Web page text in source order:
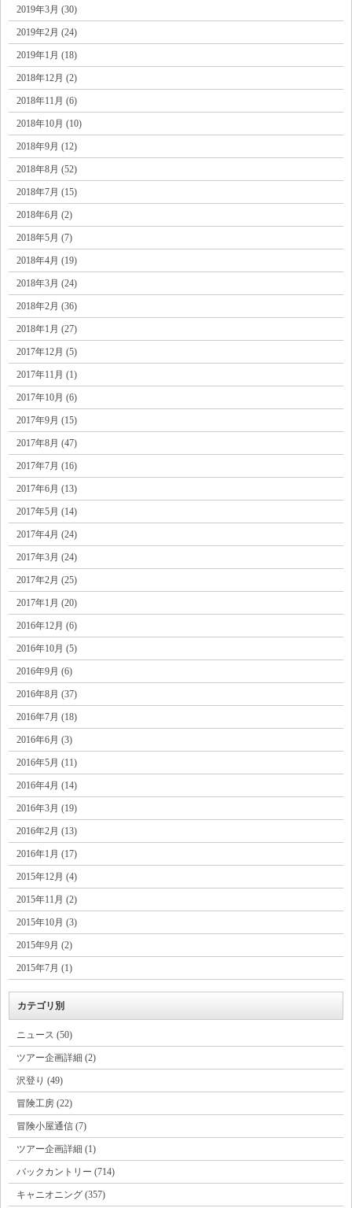
2019年3月 (30)
2019年2月 (24)
2019年1月 (18)
2018年12月 (2)
2018年11月 (6)
2018年10月 (10)
2018年9月 (12)
2018年8月 (52)
2018年7月 (15)
2018年6月 (2)
2018年5月 (7)
2018年4月 (19)
2018年3月 (24)
2018年2月 (36)
2018年1月 (27)
2017年12月 (5)
2017年11月 (1)
2017年10月 (6)
2017年9月 (15)
2017年8月 (47)
2017年7月 (16)
2017年6月 (13)
2017年5月 (14)
2017年4月 (24)
2017年3月 (24)
2017年2月 (25)
2017年1月 (20)
2016年12月 (6)
2016年10月 (5)
2016年9月 (6)
2016年8月 (37)
2016年7月 (18)
2016年6月 (3)
2016年5月 (11)
2016年4月 (14)
2016年3月 (19)
2016年2月 (13)
2016年1月 (17)
2015年12月 (4)
2015年11月 (2)
2015年10月 (3)
2015年9月 (2)
2015年7月 (1)
カテゴリ別
ニュース (50)
ツアー企画詳細 (2)
沢登り (49)
冒険工房 (22)
冒険小屋通信 (7)
ツアー企画詳細 (1)
バックカントリー (714)
キャニオニング (357)